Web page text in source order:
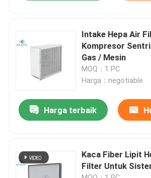
Hubungi kami
Permintaan Penawaran
Filter Bag Air
HEPA Filter udara
Intake Hepa Air
Kompresor
Gas / Mesin
MOQ：1 PC
Harga：negotiable
Harga terbaik
Kaca Fiber Lipit
Filter Untuk